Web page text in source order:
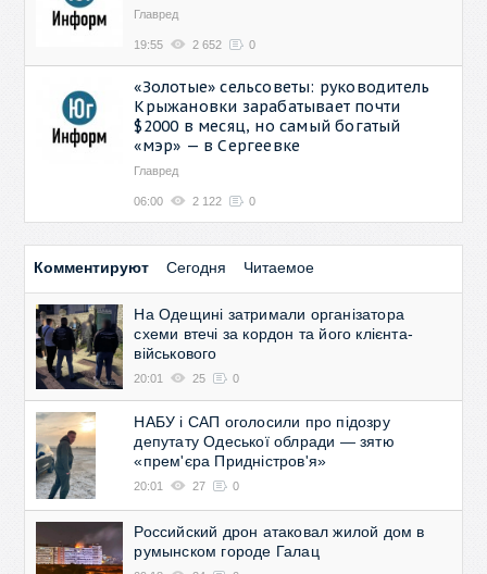
Главред
19:55 2 652 0
«Золотые» сельсоветы: руководитель
Крыжановки зарабатывает почти
$2000 в месяц, но самый богатый
«мэр» — в Сергеевке
Главред
06:00 2 122 0
Комментируют Сегодня Читаемое
На Одещині затримали організатора
схеми втечі за кордон та його клієнта-
військового
20:01 25 0
НАБУ і САП оголосили про підозру
депутату Одеської облради — зятю
«прем'єра Придністров'я»
20:01 27 0
Российский дрон атаковал жилой дом в
румынском городе Галац